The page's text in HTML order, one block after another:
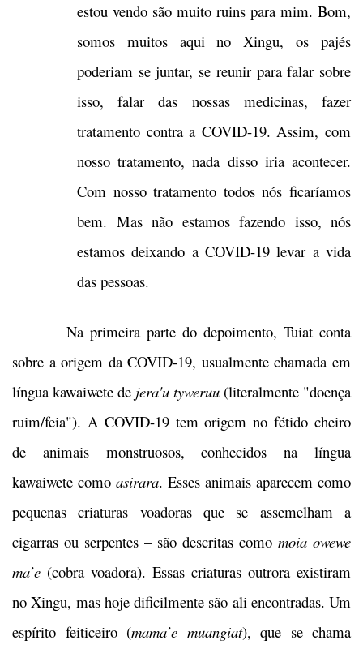
estou vendo são muito ruins para mim. Bom,
somos muitos aqui no Xingu, os pajés
poderiam se juntar, se reunir para falar sobre
isso, falar das nossas medicinas, fazer
tratamento contra a COVID-19. Assim, com
nosso tratamento, nada disso iria acontecer.
Com nosso tratamento todos nós ficaríamos
bem. Mas não estamos fazendo isso, nós
estamos deixando a COVID-19 levar a vida
das pessoas.
Na primeira parte do depoimento, Tuiat conta
sobre a origem da COVID-19, usualmente chamada em
língua kawaiwete de jera'u tyweruu (literalmente "doença
ruim/feia"). A COVID-19 tem origem no fétido cheiro
de animais monstruosos, conhecidos na língua
kawaiwete como asirara. Esses animais aparecem como
pequenas criaturas voadoras que se assemelham a
cigarras ou serpentes – são descritas como moia owewe
ma’e (cobra voadora). Essas criaturas outrora existiram
no Xingu, mas hoje dificilmente são ali encontradas. Um
espírito feiticeiro (mama’e muangiat), que se chama